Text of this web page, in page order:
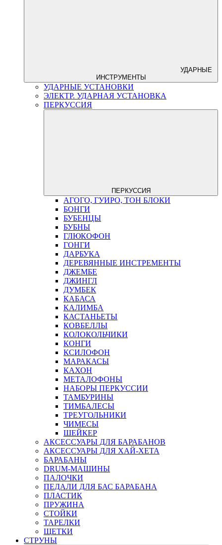
УДАРНЫЕ
ИНСТРУМЕНТЫ
УДАРНЫЕ УСТАНОВКИ
ЭЛЕКТР. УДАРНАЯ УСТАНОВКА
ПЕРКУССИЯ
ПЕРКУССИЯ
АГОГО, ГУИРО, ТОН БЛОКИ
БОНГИ
БУБЕНЦЫ
БУБНЫ
ГЛЮКОФОН
ГОНГИ
ДАРБУКА
ДЕРЕВЯННЫЕ ИНСТРЕМЕНТЫ
ДЖЕМБЕ
ДЖИНГЛ
ДУМБЕК
КАБАСА
КАЛИМБА
КАСТАНЬЕТЫ
КОВБЕЛЛЫ
КОЛОКОЛЬЧИКИ
КОНГИ
КСИЛОФОН
МАРАКАСЫ
КАХОН
МЕТАЛОФОНЫ
НАБОРЫ ПЕРКУССИИ
ТАМБУРИНЫ
ТИМБАЛЕСЫ
ТРЕУГОЛЬНИКИ
ЧИМЕСЫ
ШЕЙКЕР
АКСЕССУАРЫ ДЛЯ БАРАБАНОВ
АКСЕССУАРЫ ДЛЯ ХАЙ-ХЕТА
БАРАБАНЫ
DRUM-МАШИНЫ
ПАЛОЧКИ
ПЕДАЛИ ДЛЯ БАС БАРАБАНА
ПЛАСТИК
ПРУЖИНА
СТОЙКИ
ТАРЕЛКИ
ЩЕТКИ
СТРУНЫ